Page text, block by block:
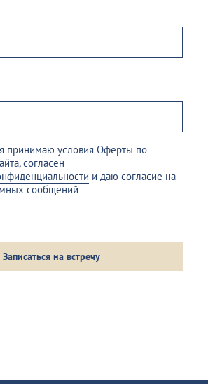
принимаю условия Оферты по
согласен
и даю согласие на
сообщений